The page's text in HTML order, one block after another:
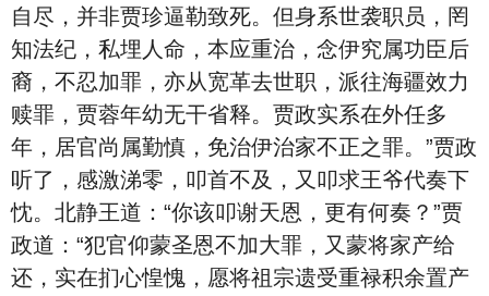
自尽，并非贾珍逼勒致死。但身系世袭职员，罔
知法纪，私埋人命，本应重治，念伊究属功臣后
裔，不忍加罪，亦从宽革去世职，派往海疆效力
赎罪，贾蓉年幼无干省释。贾政实系在外任多
年，居官尚属勤慎，免治伊治家不正之罪。”贾政
听了，感激涕零，叩首不及，又叩求王爷代奏下
忱。北静王道：“你该叩谢天恩，更有何奏？”贾
政道：“犯官仰蒙圣恩不加大罪，又蒙将家产给
还，实在扪心惶愧，愿将祖宗遗受重禄积余置产